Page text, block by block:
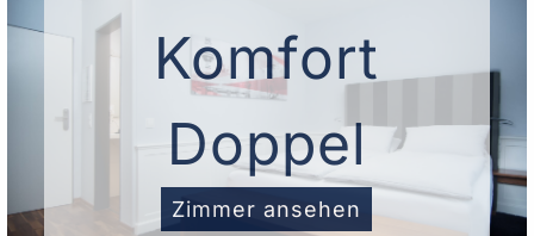
Komfort
Doppel
Zimmer ansehen